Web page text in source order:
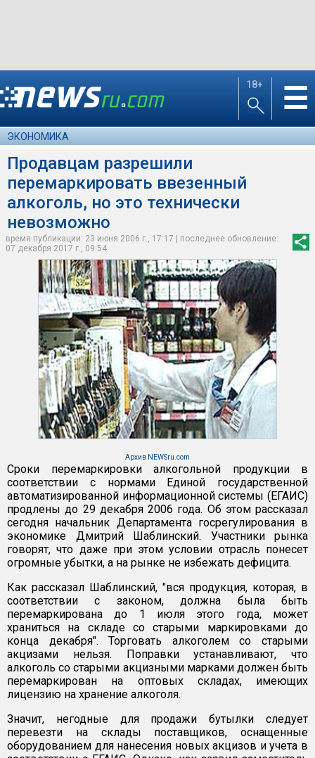
18+ ☰
ЭКОНОМИКА
Продавцам разрешили
перемаркировать ввезенный
алкоголь, но это технически
невозможно
время публикации: 23 июня 2006 г., 17:17 | последнее обновление:
07 декабря 2017 г., 09:54
Архив NEWSru.com
Сроки перемаркировки алкогольной продукции в
соответствии с нормами Единой государственной
автоматизированной информационной системы (ЕГАИС)
продлены до 29 декабря 2006 года. Об этом рассказал
сегодня начальник Департамента госрегулирования в
экономике Дмитрий Шаблинский. Участники рынка
говорят, что даже при этом условии отрасль понесет
огромные убытки, а на рынке не избежать дефицита.
Как рассказал Шаблинский, "вся продукция, которая, в
соответствии с законом, должна была быть
перемаркирована до 1 июля этого года, может
храниться на складе со старыми маркировками до
конца декабря". Торговать алкоголем со старыми
акцизами нельзя. Поправки устанавливают, что
алкоголь со старыми акцизными марками должен быть
перемаркирован на оптовых складах, имеющих
лицензию на хранение алкоголя.
Значит, негодные для продажи бутылки следует
перевезти на склады поставщиков, оснащенные
оборудованием для нанесения новых акцизов и учета в